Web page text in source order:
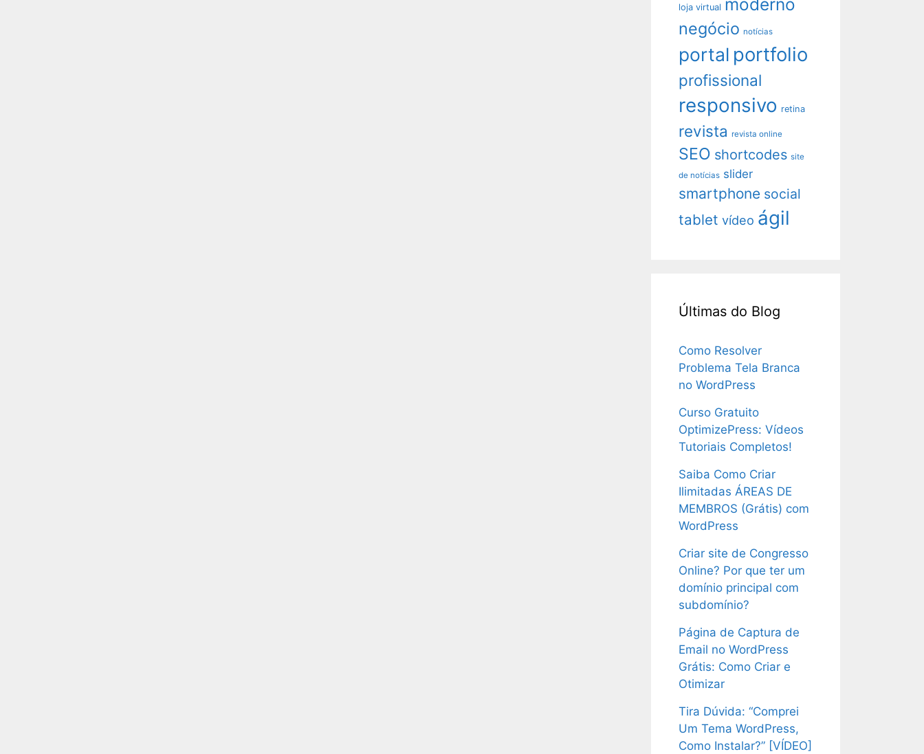
loja virtual moderno
negócio notícias
portal portfolio
profissional
responsivo retina
revista revista online
SEO shortcodes site
de notícias slider
smartphone social
tablet vídeo ágil
Últimas do Blog
Como Resolver
Problema Tela Branca
no WordPress
Curso Gratuito
OptimizePress: Vídeos
Tutoriais Completos!
Saiba Como Criar
Ilimitadas ÁREAS DE
MEMBROS (Grátis) com
WordPress
Criar site de Congresso
Online? Por que ter um
domínio principal com
subdomínio?
Página de Captura de
Email no WordPress
Grátis: Como Criar e
Otimizar
Tira Dúvida: “Comprei
Um Tema WordPress,
Como Instalar?” [VÍDEO]